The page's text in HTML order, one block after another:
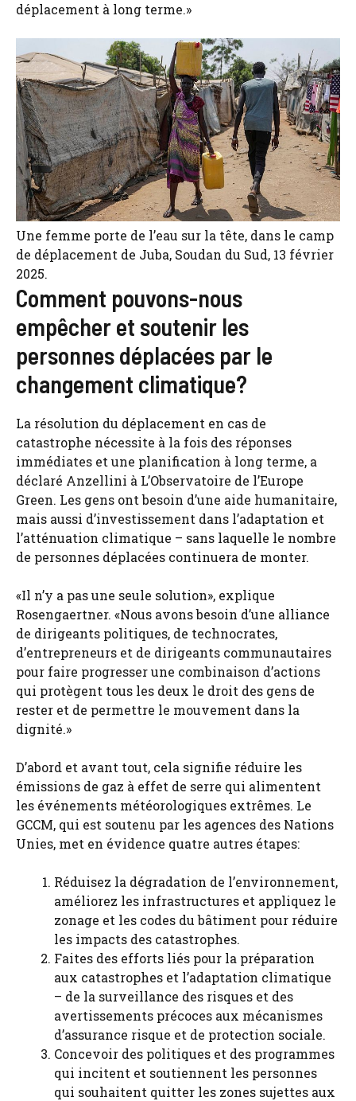
déplacement à long terme.»
Une femme porte de l’eau sur la tête, dans le camp
de déplacement de Juba, Soudan du Sud, 13 février
2025.
Comment pouvons-nous
empêcher et soutenir les
personnes déplacées par le
changement climatique?
La résolution du déplacement en cas de
catastrophe nécessite à la fois des réponses
immédiates et une planification à long terme, a
déclaré Anzellini à L’Observatoire de l’Europe
Green. Les gens ont besoin d’une aide humanitaire,
mais aussi d’investissement dans l’adaptation et
l’atténuation climatique – sans laquelle le nombre
de personnes déplacées continuera de monter.
«Il n’y a pas une seule solution», explique
Rosengaertner. «Nous avons besoin d’une alliance
de dirigeants politiques, de technocrates,
d’entrepreneurs et de dirigeants communautaires
pour faire progresser une combinaison d’actions
qui protègent tous les deux le droit des gens de
rester et de permettre le mouvement dans la
dignité.»
D’abord et avant tout, cela signifie réduire les
émissions de gaz à effet de serre qui alimentent
les événements météorologiques extrêmes. Le
GCCM, qui est soutenu par les agences des Nations
Unies, met en évidence quatre autres étapes:
Réduisez la dégradation de l’environnement,
améliorez les infrastructures et appliquez le
zonage et les codes du bâtiment pour réduire
les impacts des catastrophes.
Faites des efforts liés pour la préparation
aux catastrophes et l’adaptation climatique
– de la surveillance des risques et des
avertissements précoces aux mécanismes
d’assurance risque et de protection sociale.
Concevoir des politiques et des programmes
qui incitent et soutiennent les personnes
qui souhaitent quitter les zones sujettes aux